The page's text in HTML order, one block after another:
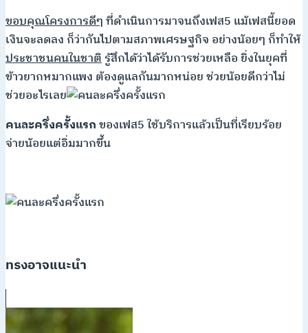
ขอบคุณโครงการดีๆที่ดำเนินการมาจนถึงเฟส5 แม้เฟสนี้ยอด
เงินจะลดลง ก็ว่ากันไปตามสภาพเศรษฐกิจ อย่างน้อยๆ ก็ทำให้
ประชาชนคนในชาติรู้สึกได้ว่าได้รับการช่วยเหลือ ยิ่งในยุคที่
ข้าวยากหมากแพง ต้องดูแลกันมากหน่อย ช่วยน้อยดีกว่าไม่
ช่วยอะไรเลย
คนละครึ่งครั้งแรกของเฟส5 ใช้บริการแล้วเป็นที่เรียบร้อย
จ่ายน้อยแต่อิ่มมากขึ้น
ทรงอาจแนะนำ